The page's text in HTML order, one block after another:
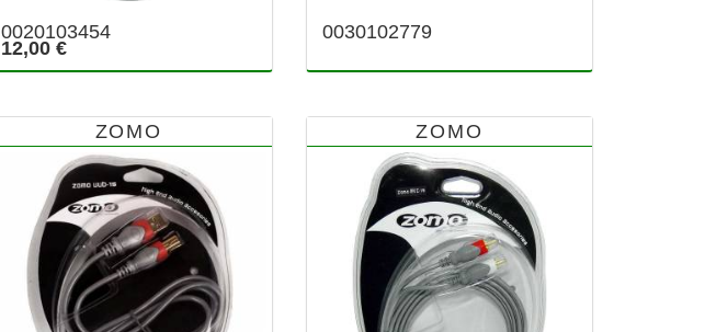
0020103454
12,00 €
0030102779
ZOMO ZOMO